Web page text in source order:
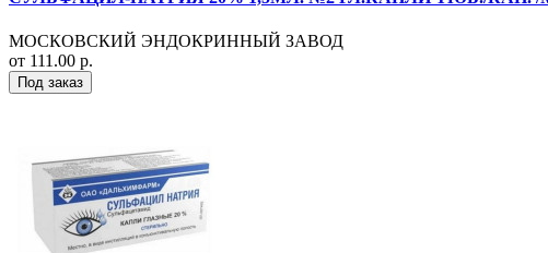
МОСКОВСКИЙ ЭНДОКРИННЫЙ ЗАВОД
от 111.00 р.
Под заказ